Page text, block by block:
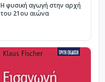
Η φυσική αγωγή στην αρχή
του 21ου αιώνα